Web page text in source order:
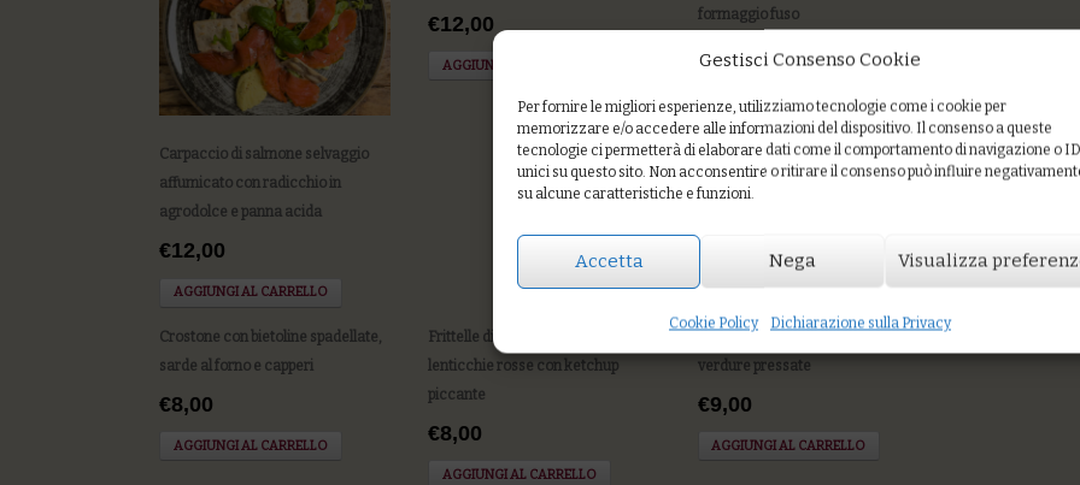
Gestisci Consenso Cookie
Per fornire le migliori esperienze, utilizziamo tecnologie come i cookie per
memorizzare e/o accedere alle informazioni del dispositivo. Il consenso a queste
tecnologie ci permetterà di elaborare dati come il comportamento di navigazione o ID
unici su questo sito. Non acconsentire o ritirare il consenso può influire
su alcune caratteristiche e funzioni.
Accetta Nega Visualizza
Cookie Policy Dichiarazione sulla Privacy
Carpaccio di salmone selvaggio
affumicato con radicchio in
agrodolce e panna acida
€12,00
AGGIUNGI AL CARRELLO
€12,00
AGGIUNGI AL CARRELLO
formaggio fuso
€8,00
Crostone con bietoline spadellate,
sarde al forno e capperi
€8,00
AGGIUNGI AL CARRELLO
Frittelle di grano saraceno e
lenticchie rosse con ketchup
piccante
€8,00
AGGIUNGI AL CARRELLO
Insalatina di bonito marinato con
verdure pressate
€9,00
AGGIUNGI AL CARRELLO